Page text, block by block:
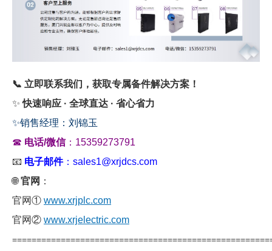
📞 立即联系我们，获取专属备件解决方案！
✨快速响应 · 全球直达 · 省心省力
✨销售经理：刘锦玉
☎ 电话/微信：15359273791
📧 电子邮件：sales1@xrjdcs.com
🌐官网 ：
官网① www.xrjplc.com
官网② www.xrjelectric.com